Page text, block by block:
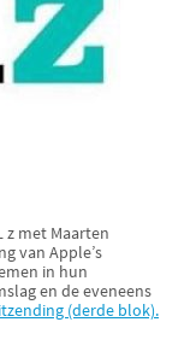
z met Maarten
van Apple’s
in hun
en de eveneens
(derde blok).